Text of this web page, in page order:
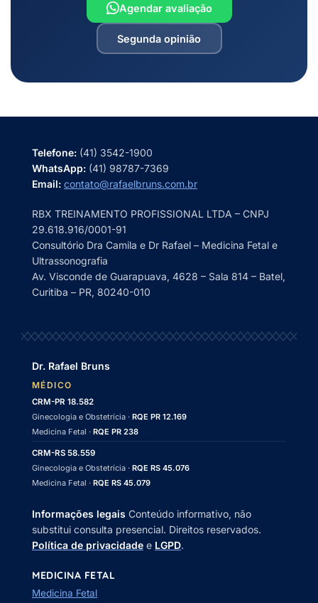
Agendar avaliação
Segunda opinião
Telefone: (41) 3542-1900
WhatsApp: (41) 98787-7369
Email: contato@rafaelbruns.com.br
RBX TREINAMENTO PROFISSIONAL LTDA – CNPJ
29.618.916/0001-91
Consultório Dra Camila e Dr Rafael – Medicina Fetal e
Ultrassonografia
Av. Visconde de Guarapuava, 4628 – Sala 814 – Batel,
Curitiba – PR, 80240-010
Dr. Rafael Bruns
MÉDICO
CRM-PR 18.582
Ginecologia e Obstetrícia · RQE PR 12.169
Medicina Fetal · RQE PR 238
CRM-RS 58.559
Ginecologia e Obstetrícia · RQE RS 45.076
Medicina Fetal · RQE RS 45.079
Informações legais Conteúdo informativo, não
substitui consulta presencial. Direitos reservados.
Política de privacidade e LGPD.
MEDICINA FETAL
Medicina Fetal